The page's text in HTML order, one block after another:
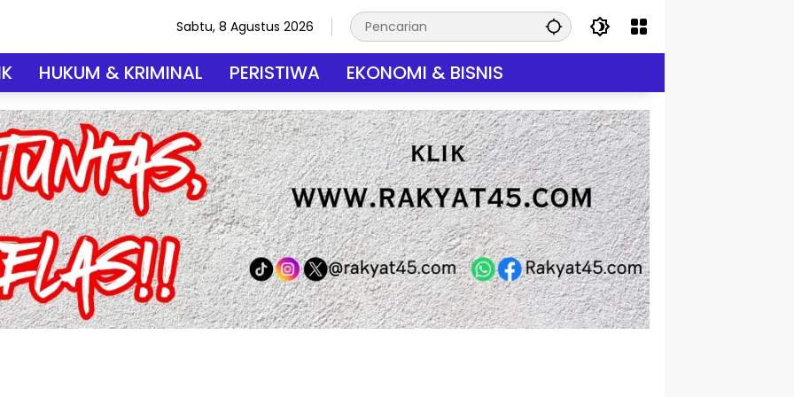
Sabtu, 8 Agustus 2026
HUKUM & KRIMINAL PERISTIWA EKONOMI & BISNIS